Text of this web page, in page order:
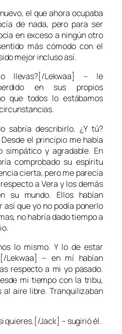
el que ahora ocupaba
de nada, pero para ser
en exceso a ningún otro
más cómodo con el
mejor incluso así.
llevas?[/Lekwaa] – le
en sus propios
que todos lo estábamos
sabría describirlo. ¿Y tú?
el principio me había
simpático y agradable. En
comprobado su espíritu
cierta, pero me parecía
a Vera y los demás
su mundo. Ellos habían
que yo no podía ponerlo
no habría dado tiempo a
lo mismo. Y lo de estar
Lekwaa] – en mí habían
respecto a mi yo pasado.
mi tiempo con la tribu,
aire libre. Tranquilizaban
quieres.[/Jack] – sugirió él.